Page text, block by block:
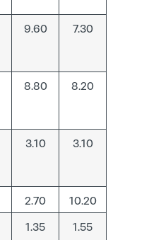
9.60 7.30
8.80 8.20
3.10 3.10
2.70
10.20
1.35 1.55